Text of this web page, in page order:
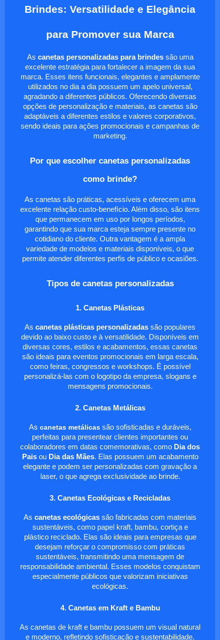
Brindes: Versatilidade e Elegância
para Promover sua Marca
As canetas personalizadas para brindessão uma
excelente estratégia para fortalecer a imagem da sua
marca. Esses itens funcionais, elegantes e amplamente
utilizados no dia a dia possuem um apelo universal,
agradando a diferentes públicos. Oferecendo diversas
opções de personalização e materiais, as canetas são
adaptáveis a diferentes estilos e valores corporativos,
sendo ideais para ações promocionais e campanhas de
marketing.
Por que escolher canetas personalizadas
como brinde?
As canetas são práticas, acessíveis e oferecem uma
excelente relação custo-benefício. Além disso, são itens
que permanecem em uso por longos períodos,
garantindo que sua marca esteja sempre presente no
cotidiano do cliente. Outra vantagem é a ampla
variedade de modelos e materiais disponíveis, o que
permite atender diferentes perfis de público e ocasiões.
Tipos de canetas personalizadas
1. Canetas Plásticas
As canetas plásticas personalizadas são populares
devido ao baixo custo e à versatilidade. Disponíveis em
diversas cores, estilos e acabamentos, essas canetas
são ideais para eventos promocionais em larga escala,
como feiras, congressos e workshops. É possível
personalizá-las com o logotipo da empresa, slogans e
mensagens promocionais.
2. Canetas Metálicas
As canetas metálicassão sofisticadas e duráveis,
perfeitas para presentear clientes importantes ou
colaboradores em datas comemorativas, como Dia dos
Paisou Dia das Mães. Elas possuem um acabamento
elegante e podem ser personalizadas com gravação a
laser, o que agrega exclusividade ao brinde.
3. Canetas Ecológicas e Recicladas
As canetas ecológicas são fabricadas com materiais
sustentáveis, como papel kraft, bambu, cortiça e
plástico reciclado. Elas são ideais para empresas que
desejam reforçar o compromisso com práticas
sustentáveis, transmitindo uma mensagem de
responsabilidade ambiental. Esses modelos conquistam
especialmente públicos que valorizam iniciativas
ecológicas.
4. Canetas em Kraft e Bambu
As canetas de kraft e bambu possuem um visual natural
e moderno, refletindo sofisticação e sustentabilidade.